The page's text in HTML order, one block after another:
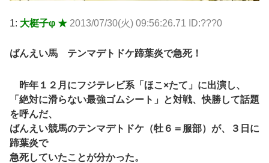
1: 大梃子φ ★ 2013/07/30(火) 09:56:26.71 ID:???0
ばんえい馬 テンマデトドケ蹄葉炎で急死！
昨年１２月にフジテレビ系「ほこ×たて」に出演し、
「絶対に滑らない最強ゴムシート」と対戦、快勝して話題
を呼んだ、
ばんえい競馬のテンマデトドケ（牡６＝服部）が、３日に
蹄葉炎で
急死していたことが分かった。